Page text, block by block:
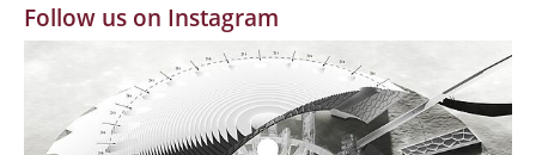
MBW | Modellbauwerkstatt
Alumni | cloud club
Dokumente und Downloads
Follow us on Instagram